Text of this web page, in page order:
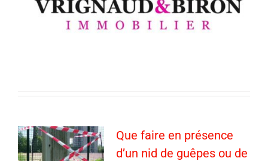
Que faire en présence
d’un nid de guêpes ou de